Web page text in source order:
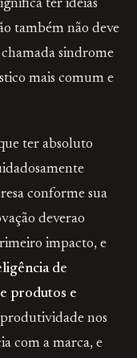
ter ideias
também não deve
sindrome
mais comum e
ter absoluto
conforme sua
deverao
impacto, e
de
produtos e
nos
com a marca, e